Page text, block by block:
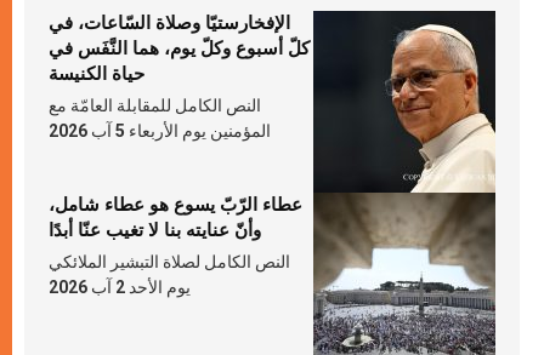
الإفخارستيّا وصلاة السّاعات، في
كلّ أسبوع وكلّ يوم، هما النَّفَس في
حياة الكنيسة
النص الكامل للمقابلة العامّة مع
المؤمنين يوم الأربعاء 5 آب 2026
عطاء الرّبّ يسوع هو عطاء شامل،
وأنّ عنايته بنا لا تغيب عنّا أبدًا
النص الكامل لصلاة التبشير الملائكي
يوم الأحد 2 آب 2026